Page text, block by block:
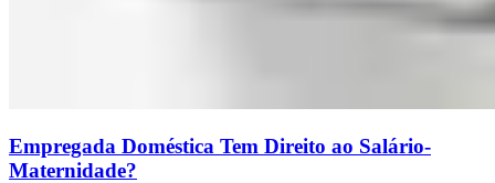
Empregada Doméstica Tem Direito ao Salário-
Maternidade?